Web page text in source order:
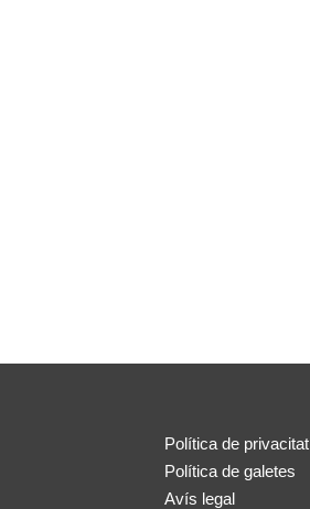
Política de privacitat
Política de galetes
Avís legal